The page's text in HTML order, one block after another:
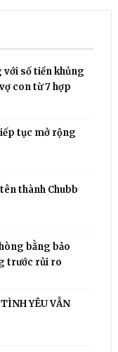
số tiền khủng
con từ 7 hợp
tục mở rộng
thành Chubb
bằng bảo
trước rủi ro
YÊU VẪN